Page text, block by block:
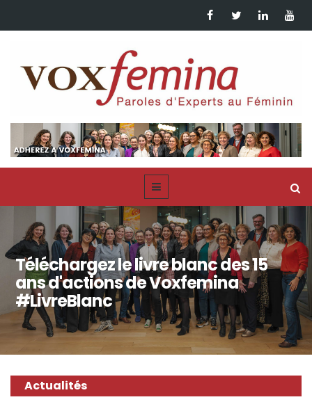
Téléchargez le livre blanc des 15
ans d'actions de Voxfemina
#LivreBlanc
Actualités